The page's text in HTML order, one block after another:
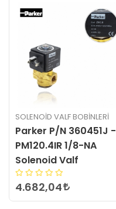
SOLENOID VALF BOBINLERI
Parker ZH 14 Solenoid
Valf Bobini
990,00